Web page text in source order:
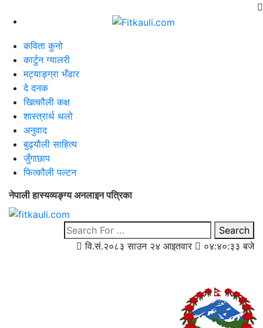
कविता कुनो
कार्टुन ग्यालरी
मट्याङ्ग्रा भँडार
दे दनक
खित्कौली कक्ष
शास्त्रार्थ थलो
अनुवाद
बुढ्याैली साहित्य
जुँगाछाप
फित्कौली पल्टन
नेपाली हास्यव्यङ्ग्य अनलाइन पत्रिका
Search
वि.सं.२०८३ साउन २४ आइतवार
०४:४०:३५ बजे